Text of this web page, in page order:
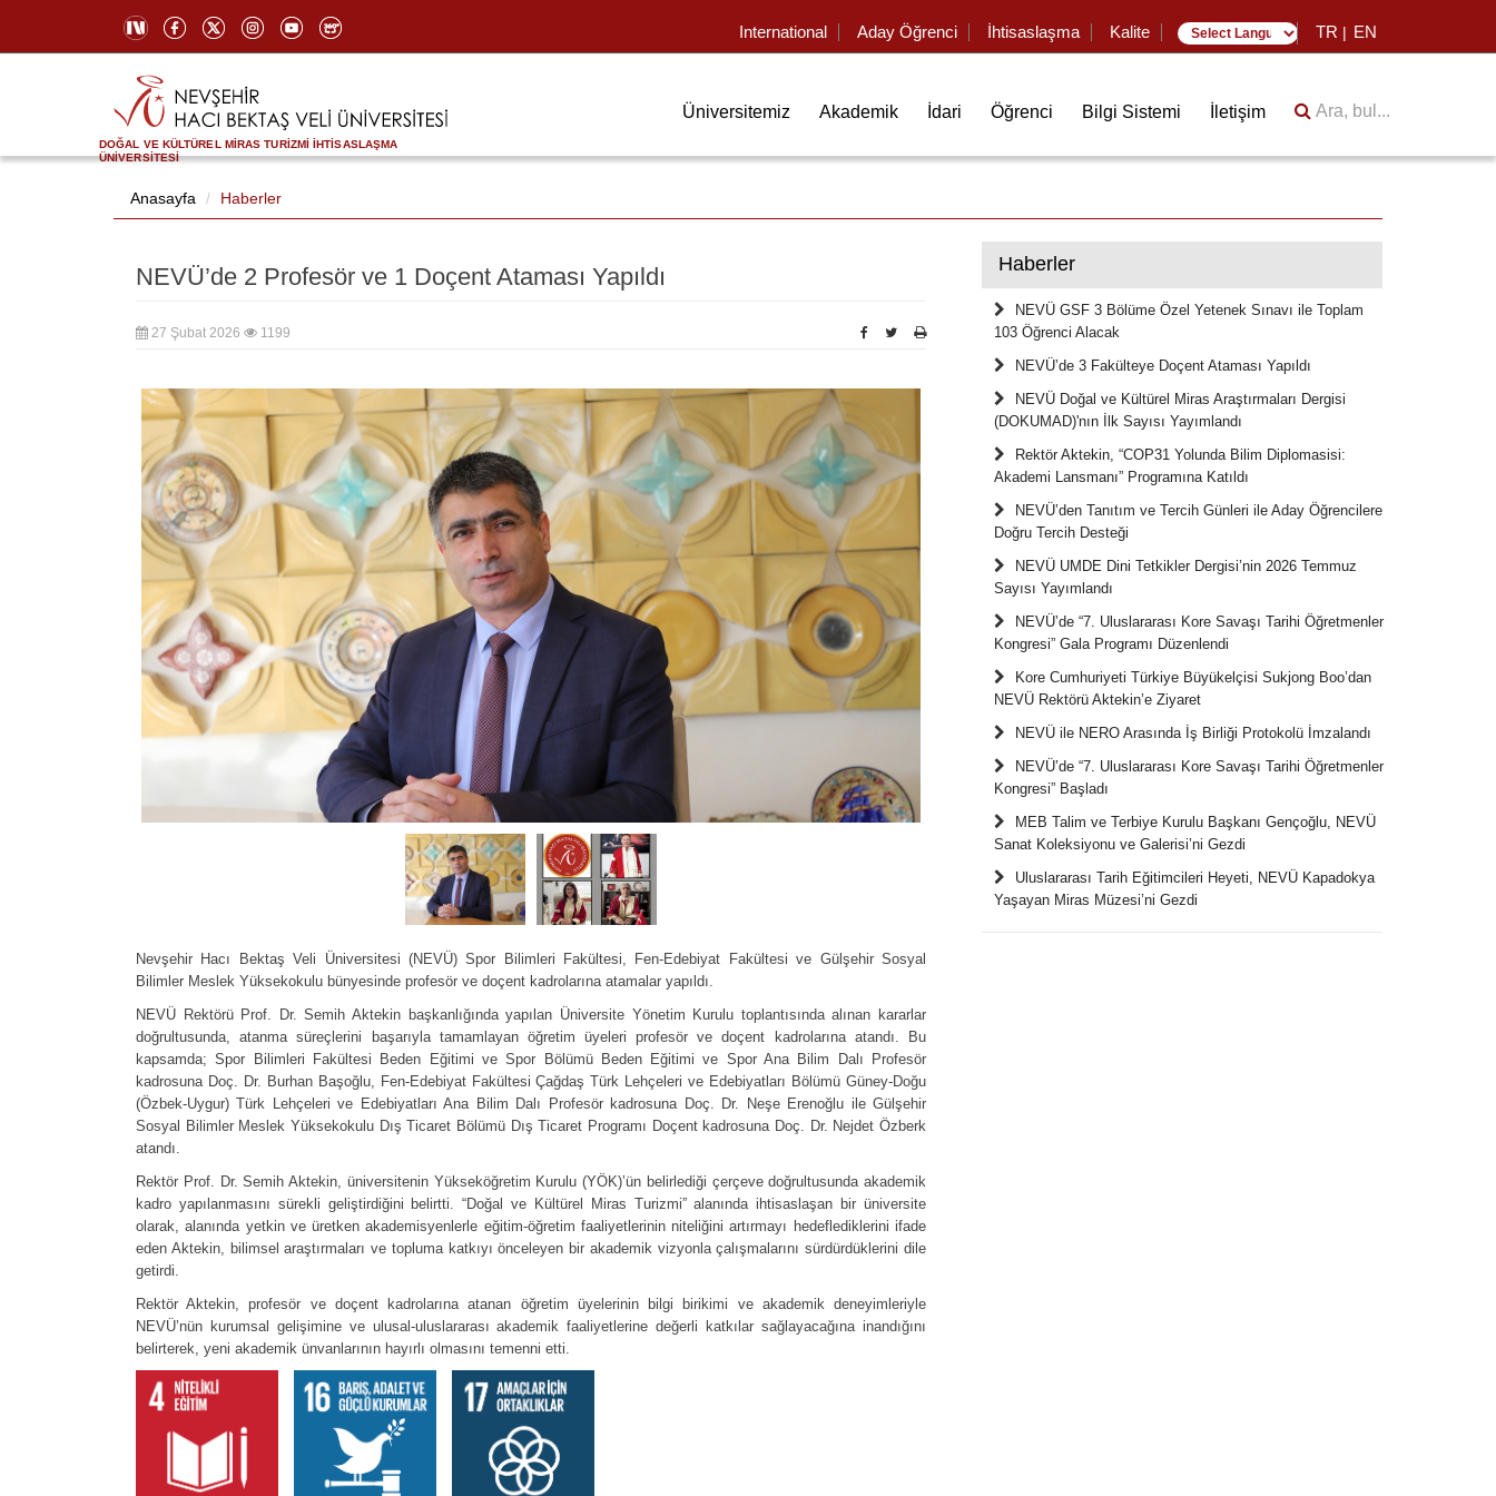
International Aday Öğrenci İhtisaslaşma Kalite TR | EN
DOĞAL VE KÜLTÜREL MİRAS TURİZMİ İHTİSASLAŞMA
ÜNİVERSİTESİ
Üniversitemiz Akademik İdari Öğrenci Bilgi Sistemi İletişim Ara, bul...
Anasayfa Haberler
NEVÜ’de 2 Profesör ve 1 Doçent Ataması Yapıldı
27 Şubat 2026 1199
Nevşehir Hacı Bektaş Veli Üniversitesi (NEVÜ) Spor Bilimleri Fakültesi, Fen-Edebiyat Fakültesi ve Gülşehir Sosyal
Bilimler Meslek Yüksekokulu bünyesinde profesör ve doçent kadrolarına atamalar yapıldı.
NEVÜ Rektörü Prof. Dr. Semih Aktekin başkanlığında yapılan Üniversite Yönetim Kurulu toplantısında alınan kararlar
doğrultusunda, atanma süreçlerini başarıyla tamamlayan öğretim üyeleri profesör ve doçent kadrolarına atandı. Bu
kapsamda; Spor Bilimleri Fakültesi Beden Eğitimi ve Spor Bölümü Beden Eğitimi ve Spor Ana Bilim Dalı Profesör
kadrosuna Doç. Dr. Burhan Başoğlu, Fen-Edebiyat Fakültesi Çağdaş Türk Lehçeleri ve Edebiyatları Bölümü Güney-Doğu
(Özbek-Uygur) Türk Lehçeleri ve Edebiyatları Ana Bilim Dalı Profesör kadrosuna Doç. Dr. Neşe Erenoğlu ile Gülşehir
Sosyal Bilimler Meslek Yüksekokulu Dış Ticaret Bölümü Dış Ticaret Programı Doçent kadrosuna Doç. Dr. Nejdet Özberk
atandı.
Rektör Prof. Dr. Semih Aktekin, üniversitenin Yükseköğretim Kurulu (YÖK)’ün belirlediği çerçeve doğrultusunda akademik
kadro yapılanmasını sürekli geliştirdiğini belirtti. “Doğal ve Kültürel Miras Turizmi” alanında ihtisaslaşan bir üniversite
olarak, alanında yetkin ve üretken akademisyenlerle eğitim-öğretim faaliyetlerinin niteliğini artırmayı hedeflediklerini ifade
eden Aktekin, bilimsel araştırmaları ve topluma katkıyı önceleyen bir akademik vizyonla çalışmalarını sürdürdüklerini dile
getirdi.
Rektör Aktekin, profesör ve doçent kadrolarına atanan öğretim üyelerinin bilgi birikimi ve akademik deneyimleriyle
NEVÜ’nün kurumsal gelişimine ve ulusal-uluslararası akademik faaliyetlerine değerli katkılar sağlayacağına inandığını
belirterek, yeni akademik ünvanlarının hayırlı olmasını temenni etti.
Haberler
NEVÜ GSF 3 Bölüme Özel Yetenek Sınavı ile Toplam
103 Öğrenci Alacak
NEVÜ’de 3 Fakülteye Doçent Ataması Yapıldı
NEVÜ Doğal ve Kültürel Miras Araştırmaları Dergisi
(DOKUMAD)'nın İlk Sayısı Yayımlandı
Rektör Aktekin, “COP31 Yolunda Bilim Diplomasisi:
Akademi Lansmanı” Programına Katıldı
NEVÜ’den Tanıtım ve Tercih Günleri ile Aday Öğrencilere
Doğru Tercih Desteği
NEVÜ UMDE Dini Tetkikler Dergisi’nin 2026 Temmuz
Sayısı Yayımlandı
NEVÜ’de “7. Uluslararası Kore Savaşı Tarihi Öğretmenler
Kongresi” Gala Programı Düzenlendi
Kore Cumhuriyeti Türkiye Büyükelçisi Sukjong Boo’dan
NEVÜ Rektörü Aktekin’e Ziyaret
NEVÜ ile NERO Arasında İş Birliği Protokolü İmzalandı
NEVÜ’de “7. Uluslararası Kore Savaşı Tarihi Öğretmenler
Kongresi” Başladı
MEB Talim ve Terbiye Kurulu Başkanı Gençoğlu, NEVÜ
Sanat Koleksiyonu ve Galerisi’ni Gezdi
Uluslararası Tarih Eğitimcileri Heyeti, NEVÜ Kapadokya
Yaşayan Miras Müzesi’ni Gezdi